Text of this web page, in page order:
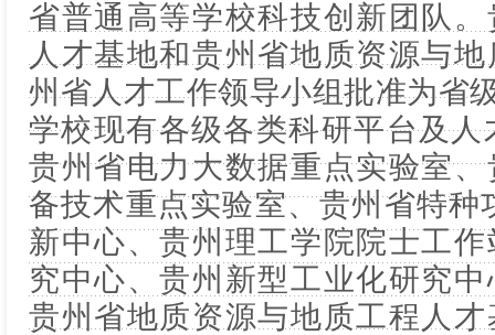
省普通高等学校科技创新团队
人才基地和贵州省地质资源与
州省人才工作领导小组批准为省
学校现有各级各类科研平台及
贵州省电力大数据重点实验室
备技术重点实验室、贵州省特种
新中心、贵州理工学院院士工
究中心、贵州新型工业化研究
贵州省地质资源与地质工程人